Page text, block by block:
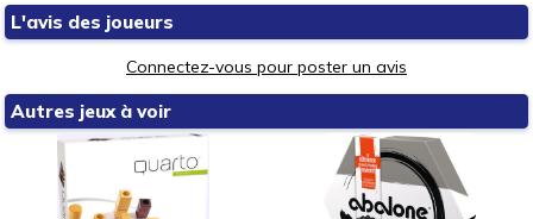
L'avis des joueurs
Connectez-vous pour poster un avis
Autres jeux à voir